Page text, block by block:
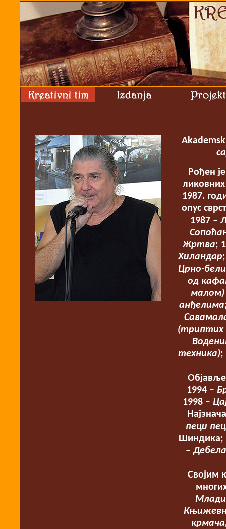
Рођен
1987.
опус
1987 –
Жртва;
Хиландар
Црно-
од
малом)
анђелима
(триптих
техника);
1994 –
1998 –
пеци пец
Шиндика;
–
Својим